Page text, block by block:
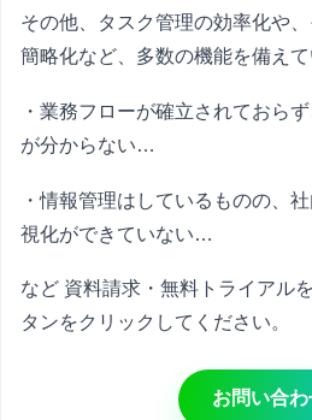
その他、タスク管理の効率化や
簡略化など、多数の機能を備えて
・業務フローが確立されておら
が分からない…
・情報管理はしているものの、
視化ができていない…
など 資料請求・無料トライアル
タンをクリックしてください。
お問い合わ